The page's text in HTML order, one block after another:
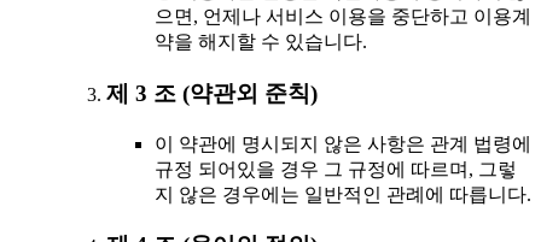
으면, 언제나 서비스 이용을 중단하고 이용계
약을 해지할 수 있습니다.
제 3 조 (약관외 준칙)
이 약관에 명시되지 않은 사항은 관계 법령에
규정 되어있을 경우 그 규정에 따르며, 그렇
지 않은 경우에는 일반적인 관례에 따릅니다.